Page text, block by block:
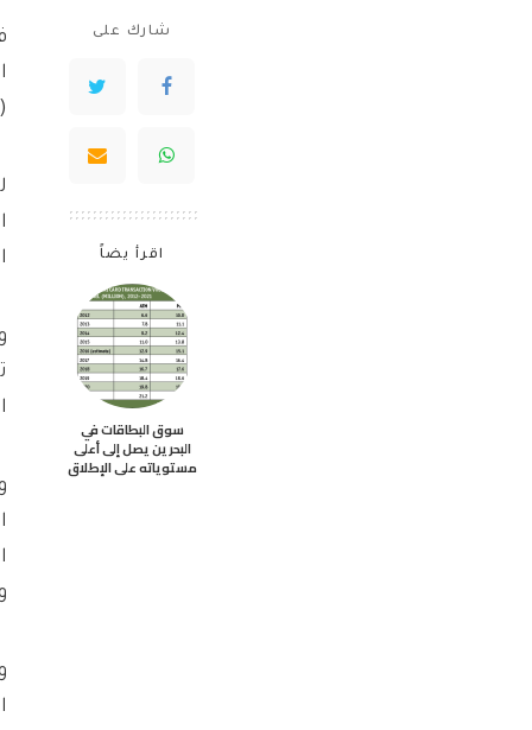
شارك على
اقرأ يضاً
سوق البطاقات في
البحرين يصل إلى أعلى
مستوياته على الإطلاق
(GRP) لتوفير إرشادات استراتيجية للمستثمرين.